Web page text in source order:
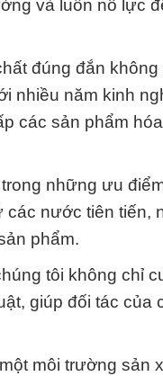
và luôn nỗ lực
đúng đắn
nhiều năm kinh
các sản phẩm
những ưu
nước tiên tiến,
phẩm.
tôi không chỉ
giúp đối tác
môi trường sản